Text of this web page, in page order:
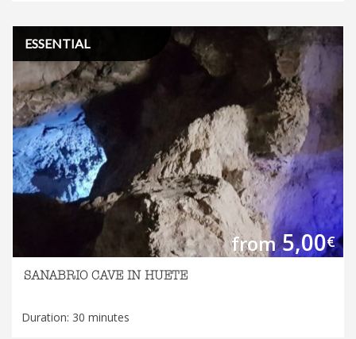
from5,00€
ESSENTIAL
SANABRIO CAVE IN HUETE
Duration: 30 minutes